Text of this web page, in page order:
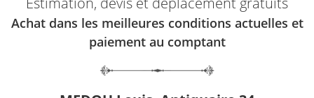
Achat dans les meilleures conditions actuelles et
paiement au comptant